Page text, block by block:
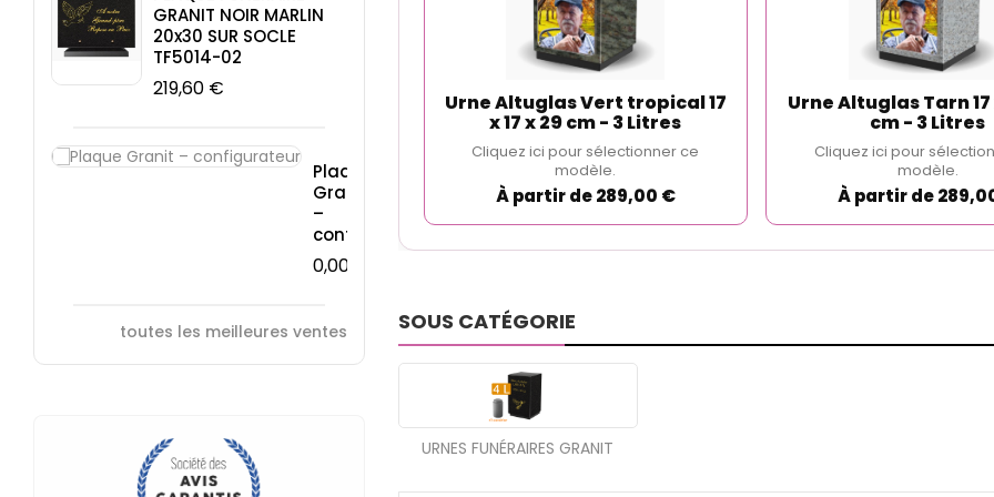
GRANIT NOIR MARLIN
20x30 SUR SOCLE
TF5014-02
219,60 €
Plaque
Granit
–
configurateur
0,00 €
toutes les meilleures ventes
Urne Altuglas Vert tropical 17
x 17 x 29 cm - 3 Litres
Cliquez ici pour sélectionner ce
modèle.
À partir de 289,00 €
Urne Altuglas Tarn 17
cm - 3 Litres
Cliquez ici pour
modèle.
À partir de
SOUS CATÉGORIE
URNES FUNÉRAIRES GRANIT